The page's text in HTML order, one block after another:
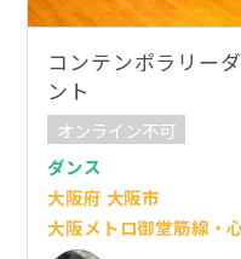
コンテンポラリー
ント
オンライン不可
ダンス
大阪府 大阪市
大阪メトロ御堂筋線・